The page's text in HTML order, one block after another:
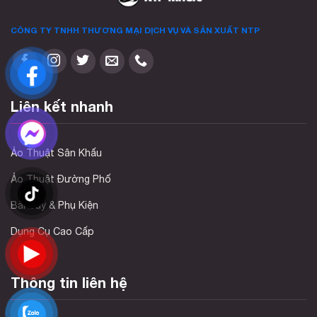
CÔNG TY TNHH THƯƠNG MẠI DỊCH VỤ VÀ SẢN XUẤT NTP
Liên kết nhanh
Ảo Thuật Sân Khấu
Ảo Thuật Đường Phố
Bài Tây & Phụ Kiện
Dụng Cụ Cao Cấp
Thông tin liên hệ